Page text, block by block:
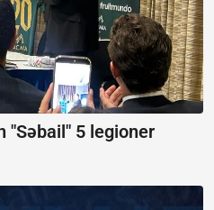
"Səbail" 5 legioner